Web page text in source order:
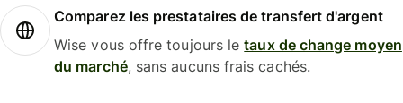
Comparez les prestataires de transfert d'argent
Wise vous offre toujours letaux de change moyen
du marché, sans aucuns frais cachés.